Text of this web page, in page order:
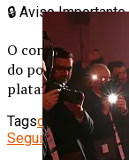
🔒 Aviso Importante
O conteúdo
do post, não
plataforma.
Tagscelebridades
Seguinte